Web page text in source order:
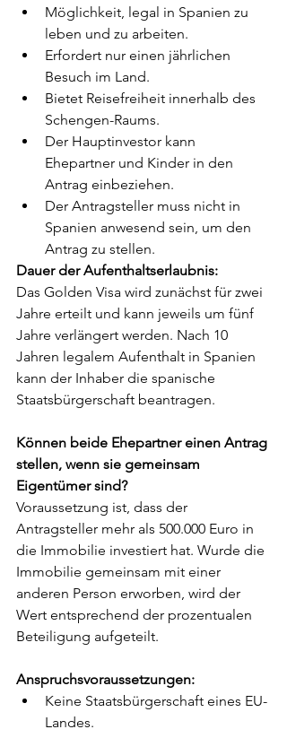
Möglichkeit, legal in Spanien zu
leben und zu arbeiten.
Erfordert nur einen jährlichen
Besuch im Land.
Bietet Reisefreiheit innerhalb des
Schengen-Raums.
Der Hauptinvestor kann
Ehepartner und Kinder in den
Antrag einbeziehen.
Der Antragsteller muss nicht in
Spanien anwesend sein, um den
Antrag zu stellen.
Dauer der Aufenthaltserlaubnis:
Das Golden Visa wird zunächst für zwei
Jahre erteilt und kann jeweils um fünf
Jahre verlängert werden. Nach 10
Jahren legalem Aufenthalt in Spanien
kann der Inhaber die spanische
Staatsbürgerschaft beantragen.
Können beide Ehepartner einen Antrag
stellen, wenn sie gemeinsam
Eigentümer sind?
Voraussetzung ist, dass der
Antragsteller mehr als 500.000 Euro in
die Immobilie investiert hat. Wurde die
Immobilie gemeinsam mit einer
anderen Person erworben, wird der
Wert entsprechend der prozentualen
Beteiligung aufgeteilt.
Anspruchsvoraussetzungen:
Keine Staatsbürgerschaft eines EU-
Landes.